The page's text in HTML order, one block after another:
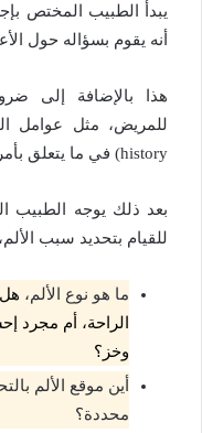
يبدأ الطبيب المختص
أنه يقوم بسؤاله حول
هذا بالإضافة إلى
history) في ما يتعلق بأمراض القلب.
بعد ذلك يوجه الطبيب
للقيام بتحديد سبب الألم،
ما هو نوع الألم،
الراحة، أم مجرد
وخز؟
أين موقع الألم
محددة؟